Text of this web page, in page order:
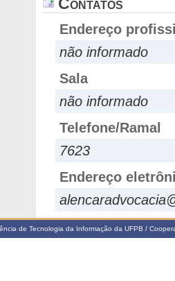
Endereço
não informado
Sala
não informado
Telefone/Ramal
7623
Endereço
de Tecnologia da Informação da UFPB /